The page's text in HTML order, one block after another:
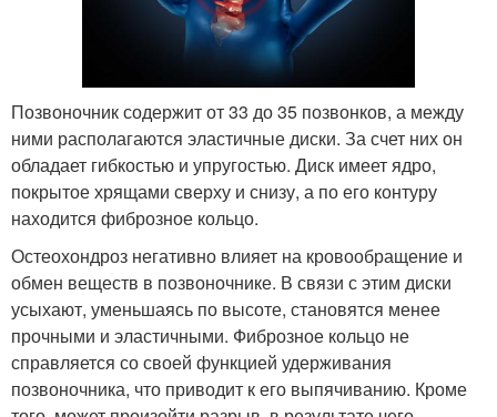
Позвоночник содержит от 33 до 35 позвонков, а между
ними располагаются эластичные диски. За счет них он
обладает гибкостью и упругостью. Диск имеет ядро,
покрытое хрящами сверху и снизу, а по его контуру
находится фиброзное кольцо.
Остеохондроз негативно влияет на кровообращение и
обмен веществ в позвоночнике. В связи с этим диски
усыхают, уменьшаясь по высоте, становятся менее
прочными и эластичными. Фиброзное кольцо не
справляется со своей функцией удерживания
позвоночника, что приводит к его выпячиванию. Кроме